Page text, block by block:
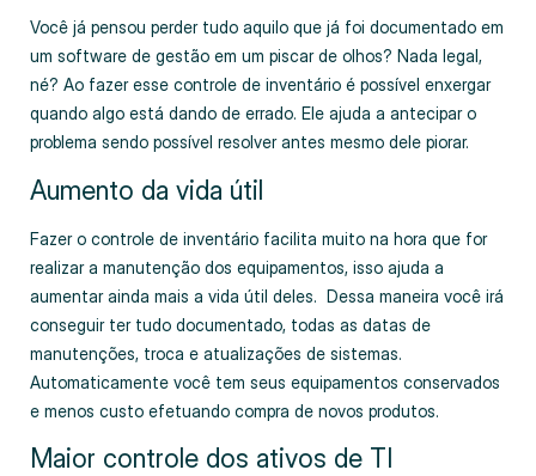
Você já pensou perder tudo aquilo que já foi documentado em
um software de gestão em um piscar de olhos? Nada legal,
né? Ao fazer esse controle de inventário é possível enxergar
quando algo está dando de errado. Ele ajuda a antecipar o
problema sendo possível resolver antes mesmo dele piorar.
Aumento da vida útil
Fazer o controle de inventário facilita muito na hora que for
realizar a manutenção dos equipamentos, isso ajuda a
aumentar ainda mais a vida útil deles. Dessa maneira você irá
conseguir ter tudo documentado, todas as datas de
manutenções, troca e atualizações de sistemas.
Automaticamente você tem seus equipamentos conservados
e menos custo efetuando compra de novos produtos.
Maior controle dos ativos de TI